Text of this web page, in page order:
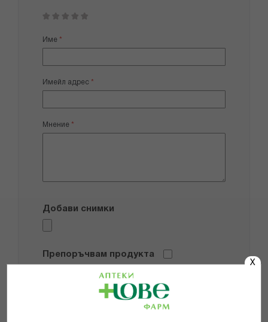
X
star
stars
stars
stars
stars
Име
Имейл адрес
Мнение
Добави снимки
Препоръчвам продукта
Прочетох и се съгласявам с
Общите условия и политиката за